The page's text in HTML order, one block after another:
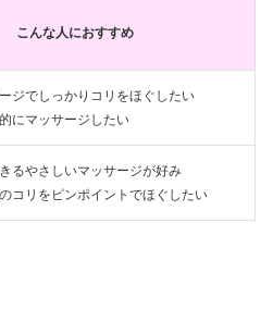
こんな人におすすめ
ジでしっかりコリをほぐしたい
にマッサージしたい
るやさしいマッサージが好み
コリをピンポイントでほぐしたい